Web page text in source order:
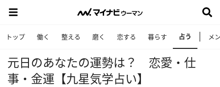
トップ 働く 整える 磨く 恋する 暮らす 占う メ
元日のあなたの運勢は？ 恋愛・仕
事・金運【九星気学占い】